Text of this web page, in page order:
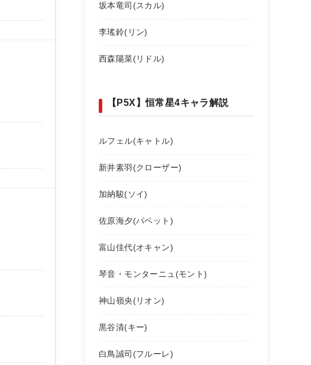
坂本竜司(スカル)
李瑤鈴(リン)
西森陽菜(リドル)
【P5X】恒常星4キャラ解説
ルフェル(キャトル)
新井素羽(クローザー)
加納駿(ソイ)
佐原海夕(パペット)
富山佳代(オキャン)
琴音・モンターニュ(モント)
神山嶺央(リオン)
黒谷清(キー)
白鳥誠司(フルーレ)